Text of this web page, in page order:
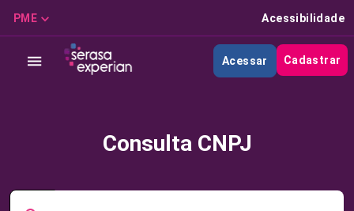
PME Acessibilidade
Acessar Cadastrar
Consulta CNPJ